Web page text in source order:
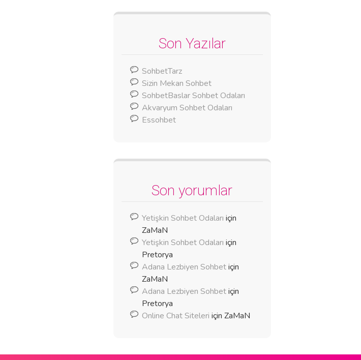
Son Yazılar
SohbetTarz
Sizin Mekan Sohbet
SohbetBaslar Sohbet Odaları
Akvaryum Sohbet Odaları
Essohbet
Son yorumlar
Yetişkin Sohbet Odaları için
ZaMaN
Yetişkin Sohbet Odaları için
Pretorya
Adana Lezbiyen Sohbetiçin
ZaMaN
Adana Lezbiyen Sohbetiçin
Pretorya
Online Chat Siteleri için ZaMaN